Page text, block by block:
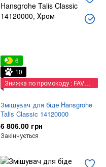
6
10
Знижка по промокоду : FAVORIT
Змішувач для біде Hansgrohe
Talis Classic 14120000
6 806.00 грн
Закінчується